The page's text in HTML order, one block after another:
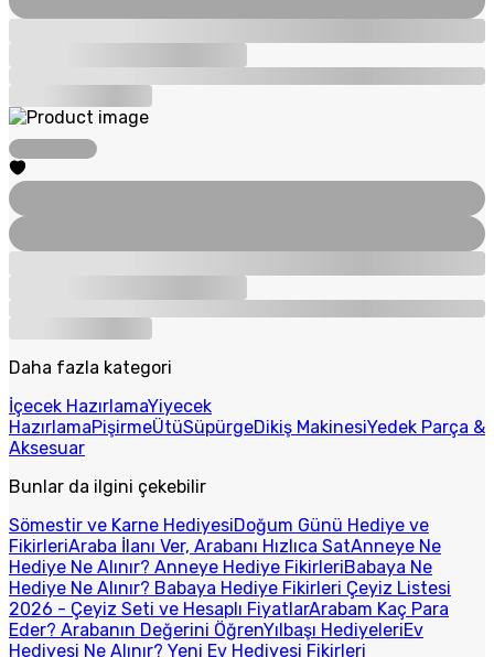
Daha fazla kategori
İçecek HazırlamaYiyecek
HazırlamaPişirmeÜtüSüpürgeDikiş MakinesiYedek Parça &
Aksesuar
Bunlar da ilgini çekebilir
Sömestir ve Karne HediyesiDoğum Günü Hediye ve
FikirleriAraba İlanı Ver, Arabanı Hızlıca SatAnneye Ne
Hediye Ne Alınır? Anneye Hediye FikirleriBabaya Ne
Hediye Ne Alınır? Babaya Hediye Fikirleri Çeyiz Listesi
2026 - Çeyiz Seti ve Hesaplı FiyatlarArabam Kaç Para
Eder? Arabanın Değerini ÖğrenYılbaşı HediyeleriEv
Hediyesi Ne Alınır? Yeni Ev Hediyesi Fikirleri